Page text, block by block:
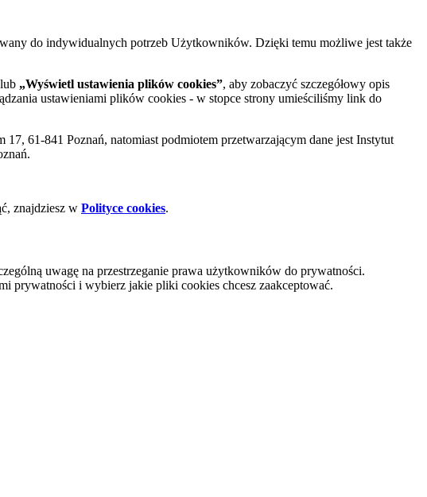
do indywidualnych potrzeb Użytkowników. Dzięki temu możliwe jest także
„Wyświetl ustawienia plików cookies”, aby zobaczyć szczegółowy opis
ustawieniami plików cookies - w stopce strony umieściliśmy link do
61-841 Poznań, natomiast podmiotem przetwarzającym dane jest Instytut
znajdziesz w Polityce cookies.
uwagę na przestrzeganie prawa użytkowników do prywatności.
prywatności i wybierz jakie pliki cookies chcesz zaakceptować.